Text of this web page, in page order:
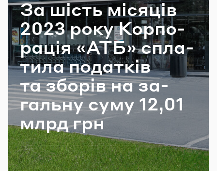
За шість мі­ся­ців
2023 року Кор­по­
ра­ція «АТБ» спла­
ти­ла по­да­тків
та збо­рів на за­
галь­ну суму 12,01
млрд грн
Email
Пароль
Забули пароль?
УВІЙТИ